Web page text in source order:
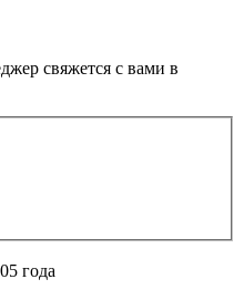
свяжется с вами в
года